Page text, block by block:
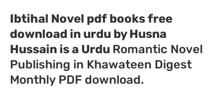
Ibtihal Novel pdf books free
download in urdu by Husna
Hussain is a Urdu Romantic Novel
Publishing in Khawateen Digest
Monthly PDF download.